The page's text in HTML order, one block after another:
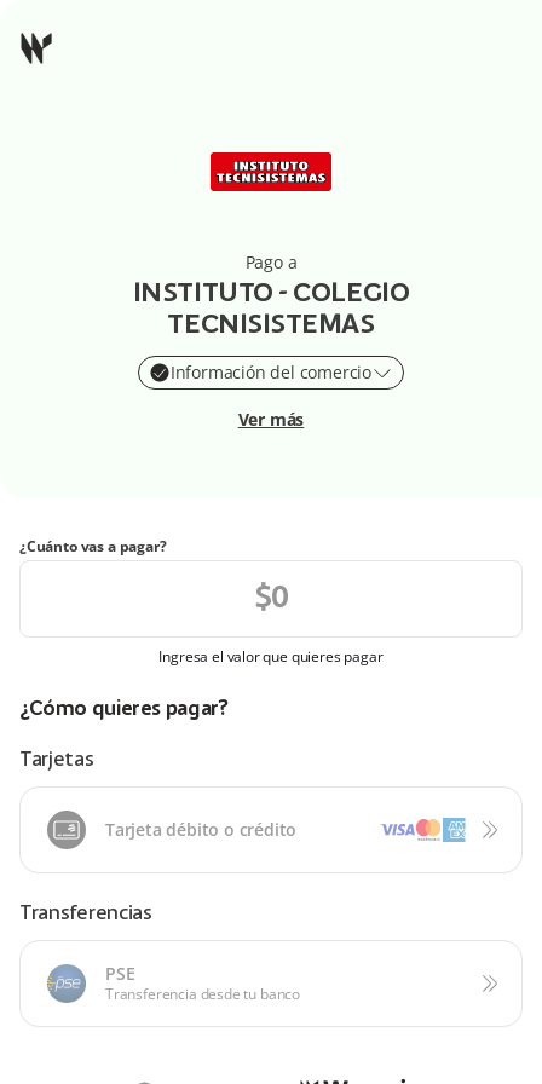
Pago a
INSTITUTO - COLEGIO
TECNISISTEMAS
Información del comercio
Ver más
¿Cuánto vas a pagar?
Ingresa el valor que quieres pagar
¿Cómo quieres pagar?
Tarjetas
Tarjeta débito o crédito
Transferencias
PSE
Transferencia desde tu banco